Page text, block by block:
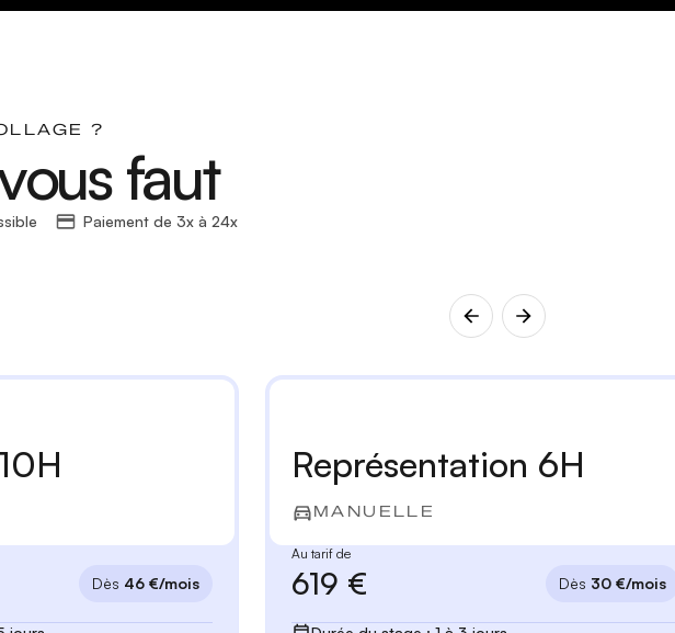
?
faut
Paiement de 3x à 24x
Dès 46 €/mois
Représentation 6H
MANUELLE
Au tarif de
619 € Dès 30 €/mois